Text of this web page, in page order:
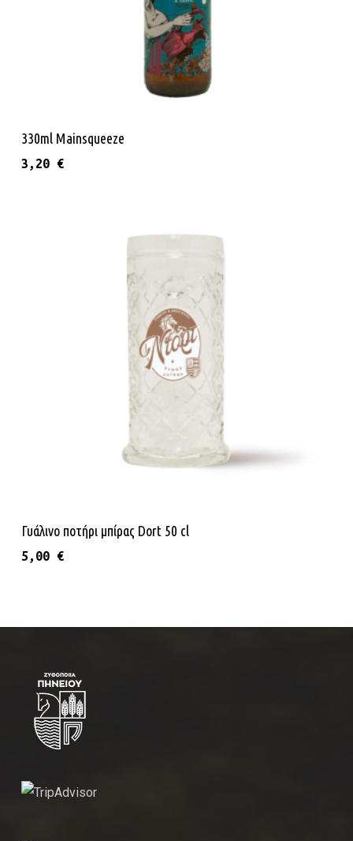
330ml Mainsqueeze
3,20 €
Προσθήκη Στο Καλάθι
Γυάλινο ποτήρι μπίρας Dort 50 cl
5,00 €